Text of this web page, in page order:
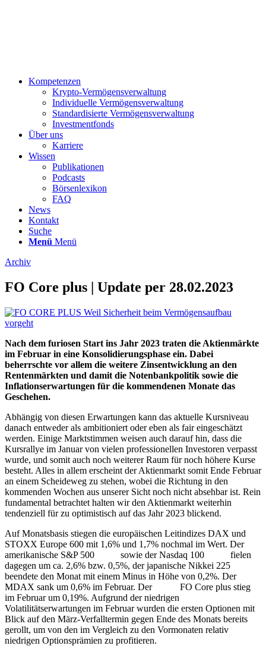
Kompetenzen
Krypto-Vermögensverwaltung
Individuelle Vermögensverwaltung
Standardisierte Vermögensverwaltung
Investmentfonds
Über uns
Karriere
Wissen
Publikationen
Podcasts
Börsenlexikon
FAQ
News
Kontakt
Suche
Menü Menü
Archiv
FO Core plus | Update per 28.02.2023
Nach dem furiosen Start ins Jahr 2023 traten die Aktienmärkte
im Februar in eine Konsolidierungsphase ein. Dabei
beherrschte vor allem die weitere Zinsentwicklung an den
Rentenmärkten und damit die Notenbankpolitik sowie die
Inflationserwartungen für die kommendenen Monate das
Geschehen.
Abhängig von diesen Erwartungen kann das aktuelle Kursniveau
danach entweder als ambitioniert oder eben als fair eingeschätzt
werden. Einige Marktstimmen weisen auch darauf hin, dass die
Kursrallye im Januar von vielen professionellen Investoren verpasst
wurde, und somit auch noch weiterer Raum für noch höhere Kurse
besteht. Alles in allem erscheint der Aktienmarkt somit Ende Februar
an einem Scheideweg zu stehen, wobei die Richtung in den
kommenden Wochen aus unserer Sicht noch nicht absehbar ist. Rein
fundamental betrachtet halten wir den Aktienmarkt weiterhin
tendenziell für zu optimistisch auf das Jahr 2023 blickend.
Auf Monatsbasis stiegen die europäischen Leitindizes DAX und
STOXX Europe 600 mit 1,6% und 1,7% nochmal im Wert. Der
amerikanische S&P 500
sowie der Nasdaq 100
fielen
dagegen um ca. 2,6% bzw. 0,5%, der japanische Nikkei 225
beendete den Monat mit einem Minus in Höhe von 0,2%. Der
MDAX sank um 0,6% im Februar. Der
FO Core plus stieg
im Februar um 0,19%. Aufgrund der niedrigen
Volatilitätserwartungen im Februar wurden die ersten Optionen mit
Blick auf den März-Verfalltermin gegen Ende des Monats bereits
gerollt, um von den im Vergleich zu den Vormonaten relativ
niedrigen Optionsprämien zu profitieren.